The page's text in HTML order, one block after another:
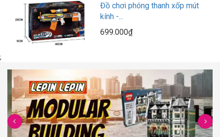
Đồ chơi phóng thanh xốp mút
kính -...
699.000₫
;